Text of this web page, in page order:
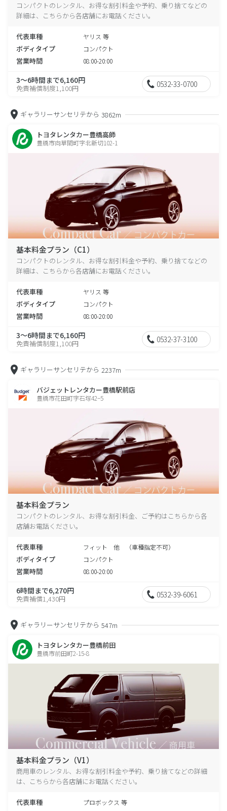
コンパクトのレンタル、お得な割引料金や予約、乗り捨てなどの
詳細は、こちらから各店舗にお電話ください。
代表車種 ヤリス 等
ボディタイプ コンパクト
営業時間 08:00-20:00
3～6時間まで6,160円
免責補償制度1,100円 0532-33-0700
ギャラリーサンセリテから 3862m
トヨタレンタカー豊橋高師
豊橋市向草間町字北新切102-1
基本料金プラン（C1）
コンパクトのレンタル、お得な割引料金や予約、乗り捨てなどの
詳細は、こちらから各店舗にお電話ください。
代表車種 ヤリス 等
ボディタイプ コンパクト
営業時間 08:00-20:00
3～6時間まで6,160円
免責補償制度1,100円 0532-37-3100
ギャラリーサンセリテから 2237m
バジェットレンタカー豊橋駅前店
豊橋市花田町字石塚42−5
基本料金プラン
コンパクトのレンタル、お得な割引料金、ご予約はこちらから各
店舗お電話ください。
代表車種 フィット 他 （車種指定不可）
ボディタイプ コンパクト
営業時間 08:00-20:00
6時間まで6,270円
免責補償1,430円 0532-39-6061
ギャラリーサンセリテから 547m
トヨタレンタカー豊橋前田
豊橋市前田町2-15-8
基本料金プラン（V1）
商用車のレンタル、お得な割引料金や予約、乗り捨てなどの詳細
は、こちらから各店舗にお電話ください。
代表車種 プロボックス 等